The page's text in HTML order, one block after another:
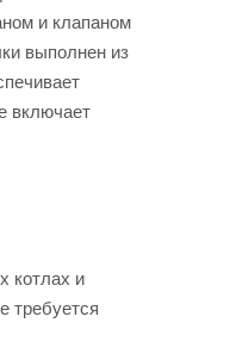
и клапаном
выполнен из
включает
котлах и
требуется